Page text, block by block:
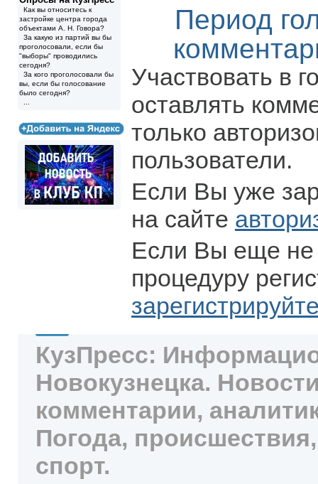
Как вы относитесь к
застройке центра города
объектами А. Н. Говора?
За какую из партий вы бы
проголосовали, если бы
"выборы" проводились
сегодня?
За кого проголосовали бы
вы, если бы голосование
было сегодня?
Период
Участвовать в
оставлять
только
пользователи.
Если Вы уже
на сайте
Если Вы еще не
процедуру
КузПресс:
Новокузнецка.
комментарии,
Погода,
спорт.